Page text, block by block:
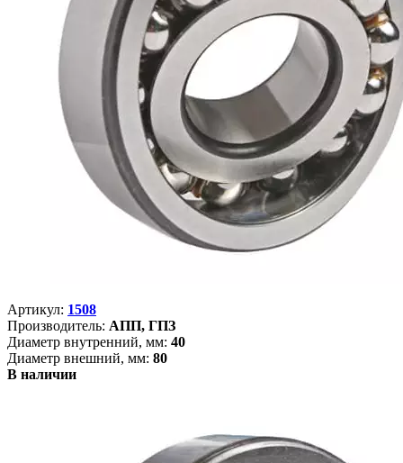
Артикул: 1508
Производитель: АПП, ГПЗ
Диаметр внутренний, мм: 40
Диаметр внешний, мм: 80
В наличии